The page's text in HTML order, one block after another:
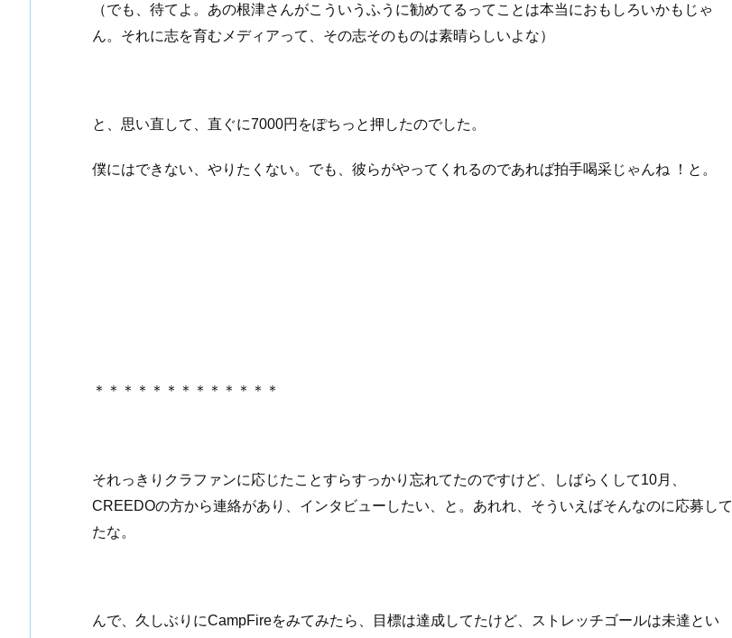
（でも、待てよ。あの根津さんがこういうふうに勧めてるってことは本当におもしろいかもじゃ
ん。それに志を育むメディアって、その志そのものは素晴らしいよな）
と、思い直して、直ぐに7000円をぽちっと押したのでした。
僕にはできない、やりたくない。でも、彼らがやってくれるのであれば拍手喝采じゃんね ！と。
＊＊＊＊＊＊＊＊＊＊＊＊＊
それっきりクラファンに応じたことすらすっかり忘れてたのですけど、しばらくして10月、
CREEDOの方から連絡があり、インタビューしたい、と。あれれ、そういえばそんなのに応募して
たな。
んで、久しぶりにCampFireをみてみたら、目標は達成してたけど、ストレッチゴールは未達とい